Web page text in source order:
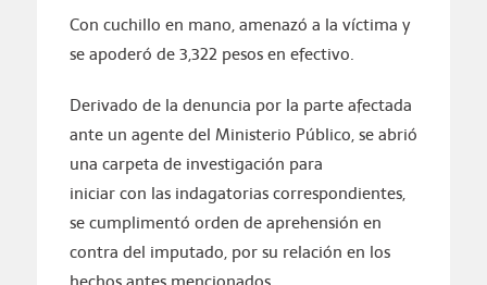
Con cuchillo en mano, amenazó a la víctima y
se apoderó de 3,322 pesos en efectivo.
Derivado de la denuncia por la parte afectada
ante un agente del Ministerio Público, se abrió
una carpeta de investigación para
iniciar con las indagatorias correspondientes,
se cumplimentó orden de aprehensión en
contra del imputado, por su relación en los